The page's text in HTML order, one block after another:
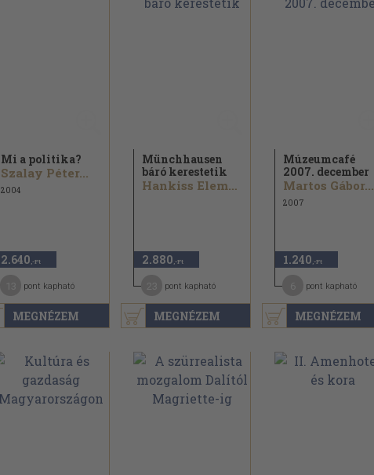
MEGNÉZEM
Mi a politika?
Szalay Péter...
2004
2.640 ,-Ft
pont kapható
MEGNÉZEM
Münchhausen
báró kerestetik
Hankiss Elemér...
2.880 ,-Ft
pont kapható
MEGNÉZEM
Múzeumcafé
2007. december
Martos Gábor...
2007
1.240 ,-Ft
pont kapható